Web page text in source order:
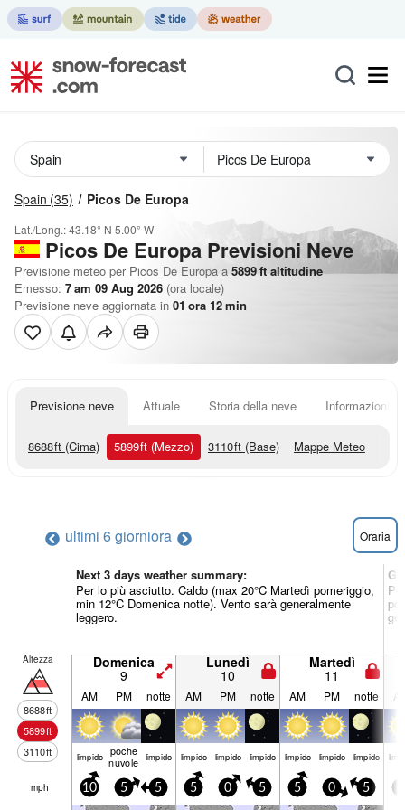
Spain (35) Picos De Europa
Lat./Long.:43.18° N 5.00° W
Picos De Europa Previsioni Neve
Previsione meteo per Picos De Europa a 5899ft altitudine
Emesso: 7 am 09 Aug 2026 (ora locale)
Previsione neve aggiornata in 01 ora 12min
Previsione neve Attuale Storia della neve Informazioni
8688ft (Cima) 5899ft (Mezzo) 3110ft (Base) Mappe Meteo
ultimi 6 giorniora Oraria
Next 3 days weather summary:
Per lo più asciutto. Caldo (max 20°C Martedì pomeriggio,
min 12°C Domenica notte). Vento sarà generalmente
leggero.
Altezza
8688ft
5899ft
3110ft
Domenica
9
Lunedì
10
Martedì
11
AM PM notte AM PM notte AM PM notte
limp­ido poche
nuvole limp­ido limp­ido limp­ido limp­ido limp­ido limp­ido limp­ido
mph 10 5 5 5 0 5 5 0 5